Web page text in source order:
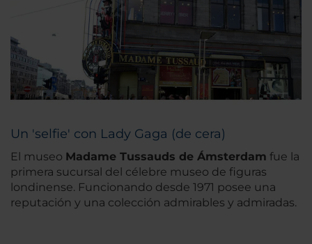
Un 'selfie' con Lady Gaga (de cera)
El museo Madame Tussauds de Ámsterdam fue la
primera sucursal del célebre museo de figuras
londinense. Funcionando desde 1971 posee una
reputación y una colección admirables y admiradas.